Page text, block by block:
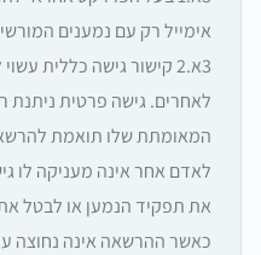
אימייל רק עם נמענים
3א.2 קישור גישה כללית
לאחרים. גישה פרטית ניתנת
המאומתת שלו תואמת
לאדם אחר אינה מעניקה לו
את תפקיד הנמען או לבטל
כאשר ההרשאה אינה נחוצה